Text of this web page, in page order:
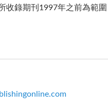
收錄期刊1997年之前為範圍